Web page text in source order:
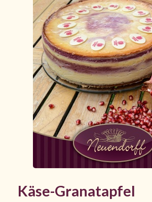
Käse-Granatapfel